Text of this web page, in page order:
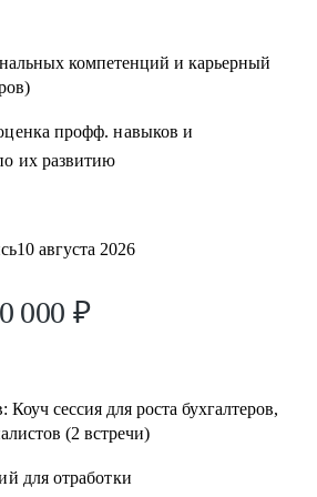
желающим выйти на
хотят вырасти до главбуха.
которые "засиделись на одном
компетенций и карьерный
профф. навыков и
их развитию
10 августа 2026
000 ₽
сессия для роста бухгалтеров,
(2 встречи)
для отработки